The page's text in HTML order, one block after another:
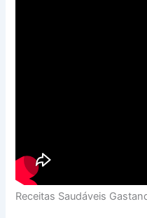
Receitas Saudáveis